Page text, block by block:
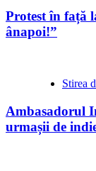
Protest în față
ânapoi!”
Stirea
Ambasadorul
urmașii de